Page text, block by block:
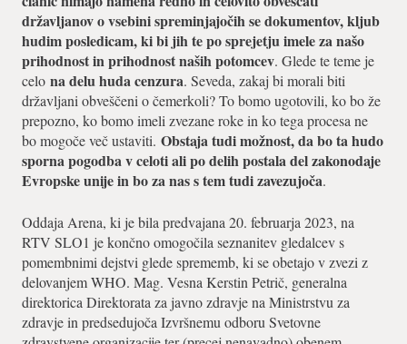
državljanov o vsebini spreminjajočih se dokumentov, kljub
hudim posledicam, ki bi jih te po sprejetju imele za našo
prihodnost in prihodnost naših potomcev. Glede te teme je
celo na delu huda cenzura. Seveda, zakaj bi morali biti
državljani obveščeni o čemerkoli? To bomo ugotovili, ko bo že
prepozno, ko bomo imeli zvezane roke in ko tega procesa ne
bo mogoče več ustaviti. Obstaja tudi možnost, da bo ta hudo
sporna pogodba v celoti ali po delih postala del zakonodaje
Evropske unije in bo za nas s tem tudi zavezujoča.
Oddaja Arena, ki je bila predvajana 20. februarja 2023, na
RTV SLO1 je končno omogočila seznanitev gledalcev s
pomembnimi dejstvi glede sprememb, ki se obetajo v zvezi z
delovanjem WHO. Mag. Vesna Kerstin Petrič, generalna
direktorica Direktorata za javno zdravje na Ministrstvu za
zdravje in predsedujoča Izvršnemu odboru Svetovne